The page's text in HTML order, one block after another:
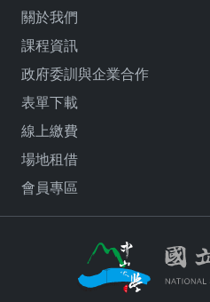
關於我們
課程資訊
政府委訓與企業合作
表單下載
線上繳費
場地租借
會員專區